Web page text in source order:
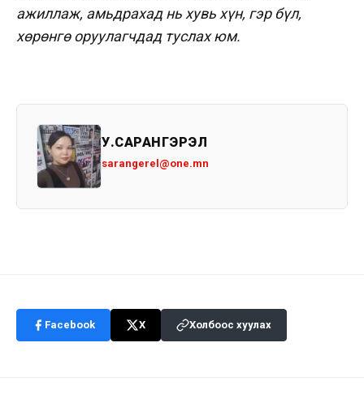
ажиллаж, амьдрахад нь хувь хүн, гэр бүл,
хөрөнгө оруулагчдад туслах юм.
У.САРАНГЭРЭЛ
sarangerel@one.mn
Facebook X Холбоос хуулах